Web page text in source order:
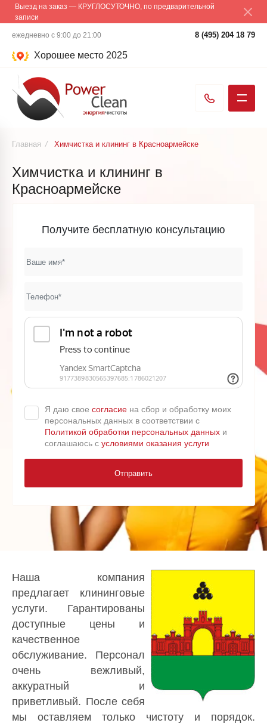
Выезд на заказ — КРУГЛОСУТОЧНО, по предварительной
записи
ежедневно с 9:00 до 21:00 8 (495) 204 18 79
Хорошее место 2025
Главная / Химчистка и клининг в Красноармейске
Химчистка и клининг в
Красноармейске
Получите бесплатную консультацию
Отправить
Я даю свое согласие на сбор и обработку моих
персональных данных в соответствии с
Политикой обработки персональных данных и
соглашаюсь с условиями оказания услуги
Наша компания
предлагает клининговые
услуги. Гарантированы
доступные цены и
качественное
обслуживание. Персонал
очень вежливый,
аккуратный и
приветливый. После себя
мы оставляем только чистоту и порядок.